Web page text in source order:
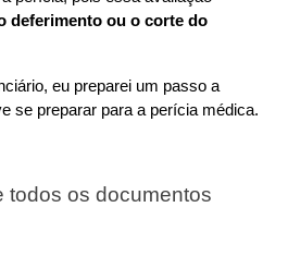
deferimento ou o corte do
eu preparei um passo a
se preparar para a perícia médica.
todos os documentos